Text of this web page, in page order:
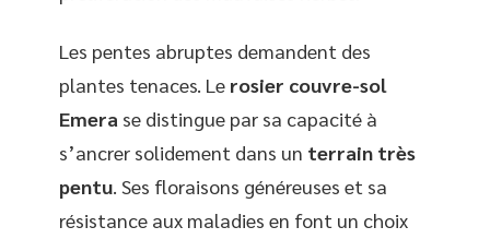
Les pentes abruptes demandent des
plantes tenaces. Le rosier couvre-sol
Emera se distingue par sa capacité à
s’ancrer solidement dans un terrain très
pentu . Ses floraisons généreuses et sa
résistance aux maladies en font un choix